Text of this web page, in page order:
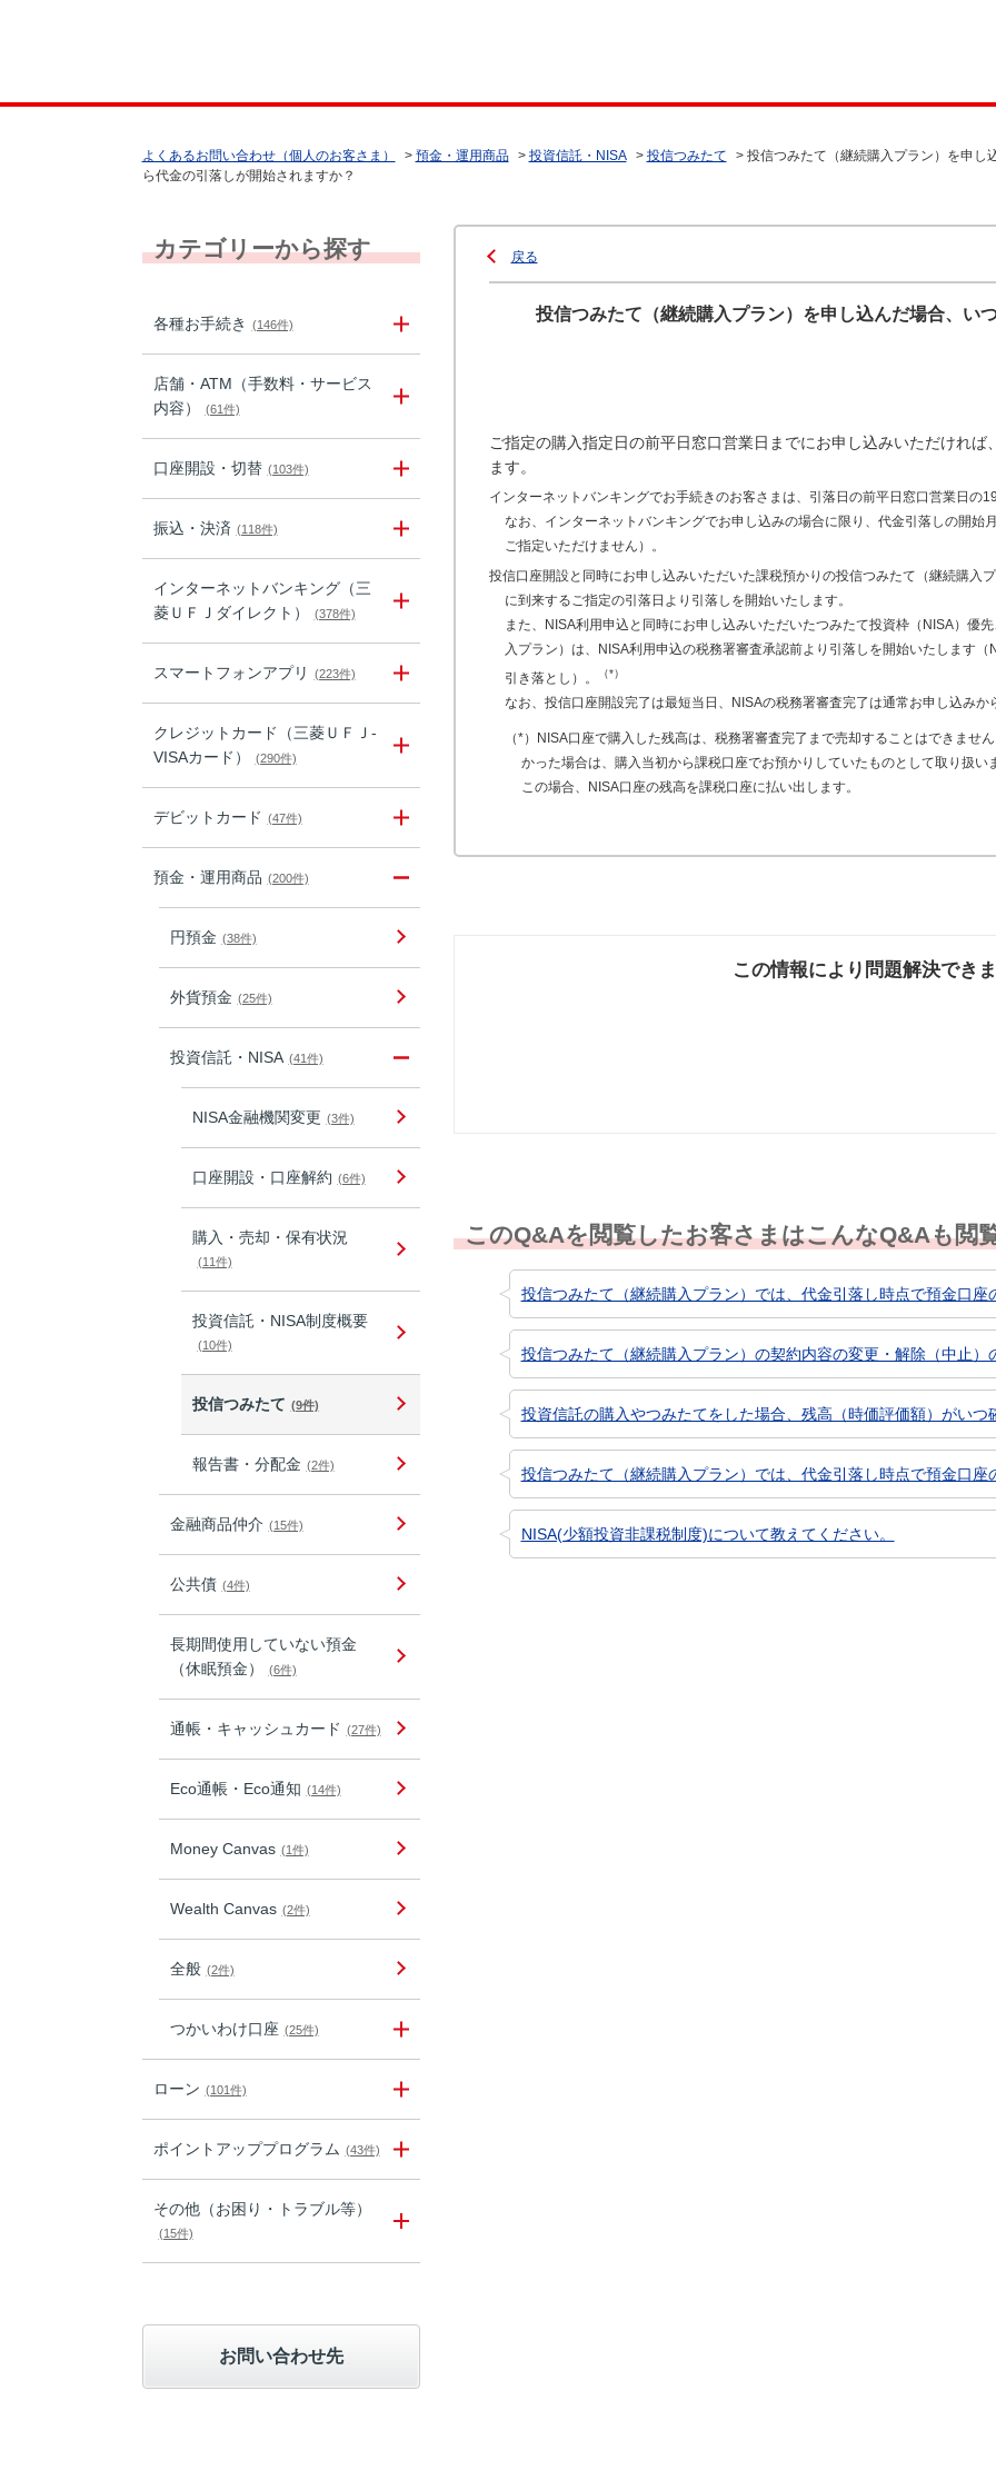
よくあるお問い合わせ（個人のお客さま） > 預金・運用商品 > 投資信託・NISA > 投信つみたて > 投信つみたて（継続購入プラン）を申し
ら代金の引落しが開始されますか？
カテゴリーから探す
各種お手続き (146件)
店舗・ATM（手数料・サービス
内容）
(61件)
口座開設・切替 (103件)
振込・決済 (118件)
インターネットバンキング（三
菱ＵＦＪダイレクト）
(378件)
スマートフォンアプリ (223件)
クレジットカード（三菱ＵＦＪ-
VISAカード）
(290件)
デビットカード (47件)
預金・運用商品 (200件)
円預金 (38件)
外貨預金 (25件)
投資信託・NISA (41件)
NISA金融機関変更 (3件)
口座開設・口座解約 (6件)
購入・売却・保有状況
(11件)
投資信託・NISA制度概要
(10件)
投信つみたて (9件)
報告書・分配金 (2件)
金融商品仲介 (15件)
公共債 (4件)
長期間使用していない預金
（休眠預金）
(6件)
通帳・キャッシュカード (27件)
Eco通帳・Eco通知 (14件)
Money Canvas (1件)
Wealth Canvas (2件)
全般 (2件)
つかいわけ口座 (25件)
ローン (101件)
ポイントアッププログラム (43件)
その他（お困り・トラブル等）
(15件)
お問い合わせ先
戻る
投信つみたて（継続購入プラン）を申し込んだ場合、い
ご指定の購入指定日の前平日窓口営業日までにお申し込みいただけれ
ます。
インターネットバンキングでお手続きのお客さまは、引落日の前平日窓口営業日の
なお、インターネットバンキングでお申し込みの場合に限り、代金引落しの開始
ご指定いただけません）。
投信口座開設と同時にお申し込みいただいた課税預かりの投信つみたて（継続購入
に到来するご指定の引落日より引落しを開始いたします。
また、NISA利用申込と同時にお申し込みいただいたつみたて投資枠（NISA）優
入プラン）は、NISA利用申込の税務署審査承認前より引落しを開始いたします
引き落とし）。
（*）
なお、投信口座開設完了は最短当日、NISAの税務署審査完了は通常お申し込みか
（*）NISA口座で購入した残高は、税務署審査完了まで売却することはできませ
かった場合は、購入当初から課税口座でお預かりしていたものとして取り扱い
この場合、NISA口座の残高を課税口座に払い出します。
この情報により問題解決でき
このQ&Aを閲覧したお客さまはこんなQ&Aも閲
投信つみたて（継続購入プラン）では、代金引落し時点で預金口座
投信つみたて（継続購入プラン）の契約内容の変更・解除（中止）
投資信託の購入やつみたてをした場合、残高（時価評価額）がいつ
投信つみたて（継続購入プラン）では、代金引落し時点で預金口座
NISA(少額投資非課税制度)について教えてください。